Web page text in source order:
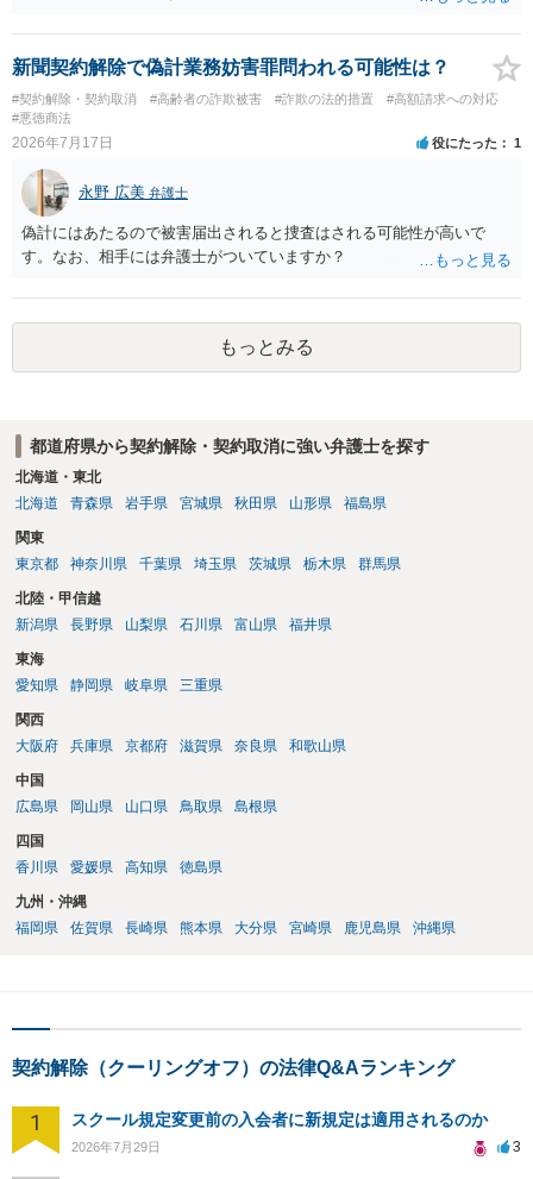
品せよ」と判決文に書かれていなくても、 全額支払い判決の前提とし
て、契約不適合責任を理由に契約を解除してれば、 原状回復義務とし
て、相談者さんは、商品の返品義務を負うことになります。 ただし、
訴訟上何等かの形で、返品義務の有無が争われ争点化していたが、 結
論として、返品義務が存在しないというような判断が判決理由中で下
（信義則による主張制限）。
新聞契約解除で偽計業務妨害罪問われる可能性は？
#契約解除・契約取消 #高齢者の詐欺被害 #詐欺の法的措置
#高額請求への対応
#悪徳商法
2026年7月17日 役にたった 1
永野 広美 弁護士
偽計にはあたるので被害届出されると捜査はされる可能性が高いで
す。なお、相手には弁護士がついていますか？
もっとみる
都道府県から契約解除・契約取消に強い弁護士を探す
北海道・東北
北海道
青森県 岩手県 宮城県 秋田県 山形県 福島県
関東
東京都
神奈川県 千葉県 埼玉県 茨城県 栃木県 群馬県
北陸・甲信越
新潟県
長野県 山梨県 石川県 富山県 福井県
東海
愛知県
静岡県 岐阜県 三重県
関西
大阪府
兵庫県 京都府 滋賀県 奈良県 和歌山県
中国
広島県
岡山県 山口県 鳥取県 島根県
四国
香川県
愛媛県 高知県 徳島県
九州・沖縄
福岡県
佐賀県 長崎県 熊本県 大分県 宮崎県 鹿児島県 沖縄県
契約解除（クーリングオフ）の法律Q&Aランキング
1 スクール規定変更前の入会者に新規定は適用されるのか
2026年7月29日 3